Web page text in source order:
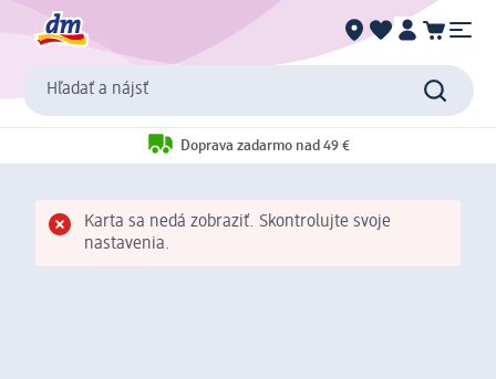
Hľadať a nájsť
Doprava zadarmo nad 49 €
Karta sa nedá zobraziť. Skontrolujte svoje
nastavenia.